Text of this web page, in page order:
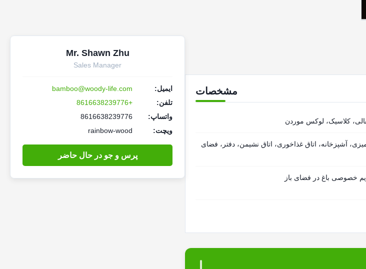
مشخصات
کلاسیک، لوکس موردن
آشپزخانه، اتاق غذاخوری، اتاق نشیمن، دفتر، فضای
خصوصی باغ در فضای باز
Mr. Shawn Zhu
Sales Manager
ایمیل:
bamboo@woody-life.com
تلفن:
+8616638239776
واتساپ:
8616638239776
ویچت:
rainbow-wood
پرس و جو در حال حاضر